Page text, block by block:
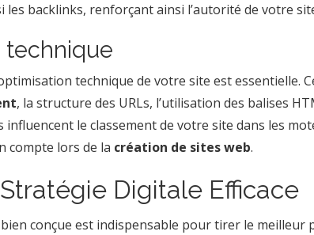
les backlinks, renforçant ainsi l’autorité de votre
technique
technique de votre site est essentielle.
, la structure des URLs, l’utilisation des balises
influencent le classement de votre site dans les
compte lors de la création de sites web.
Digitale Efficace
conçue est indispensable pour tirer le meilleur